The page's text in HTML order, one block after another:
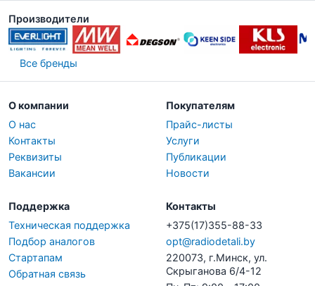
Производители
Все бренды
О компании
О нас
Контакты
Реквизиты
Вакансии
Покупателям
Прайс-листы
Услуги
Публикации
Новости
Поддержка
Техническая поддержка
Подбор аналогов
Стартапам
Обратная связь
Контакты
+375(17)355-88-33
opt@radiodetali.by
220073, г.Минск, ул.
Скрыганова 6/4-12